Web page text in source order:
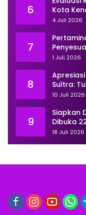
6
Kota
Juni
4 Juli 2026
7
Juli
1 Juli 2026
8
Sultra:
untuk
10 Juli 2026
9
Siapkan
Dibuka
18 Juli 2026